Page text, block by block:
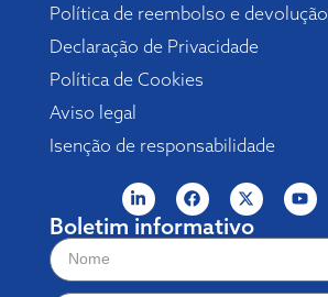
Política de reembolso e devolução
Declaração de Privacidade
Política de Cookies
Aviso legal
Isenção de responsabilidade
Boletim informativo